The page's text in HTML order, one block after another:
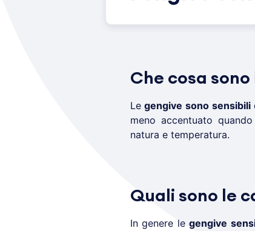
Che cosa
Legengive sono sensibili
meno accentuato
natura e temperatura.
Quali sono le
In genere legengive